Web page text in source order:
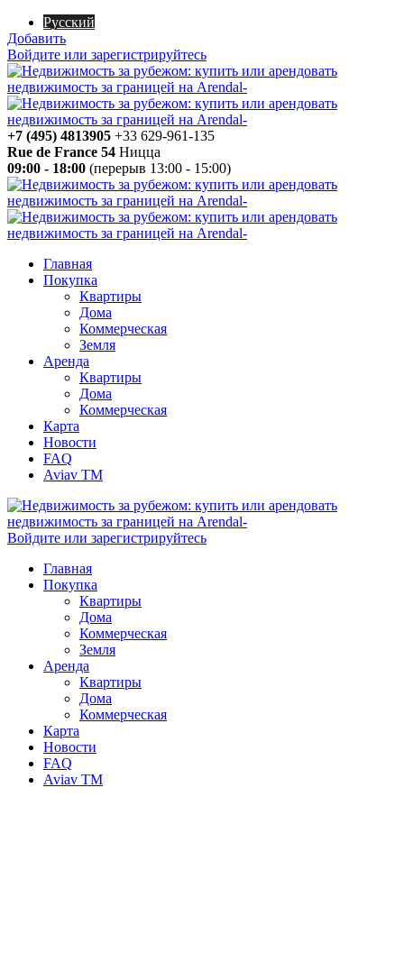
Русский
Добавить
Войдите или зарегистрируйтесь
+7 (495) 4813905 +33 629-961-135
Rue de France 54 Ницца
09:00 - 18:00 (перерыв 13:00 - 15:00)
Главная
Покупка
Квартиры
Дома
Коммерческая
Земля
Аренда
Квартиры
Дома
Коммерческая
Карта
Новости
FAQ
Aviav TM
Войдите или зарегистрируйтесь
Главная
Покупка
Квартиры
Дома
Коммерческая
Земля
Аренда
Квартиры
Дома
Коммерческая
Карта
Новости
FAQ
Aviav TM